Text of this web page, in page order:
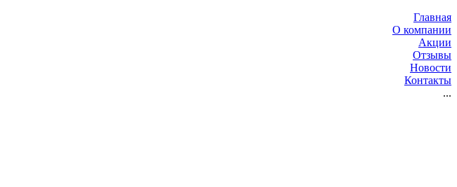
Главная
О компании
Акции
Отзывы
Новости
Контакты
...